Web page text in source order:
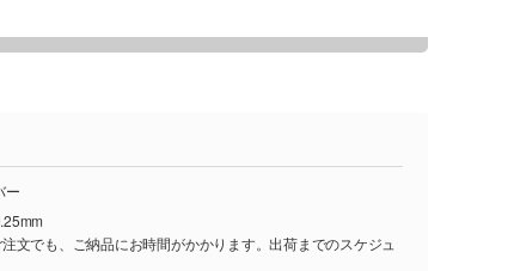
ー
文でも、ご納品にお時間がかかります。出荷までのスケジュ